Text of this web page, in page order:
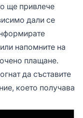
ще привлече
дали се
напомните на
плащане.
да съставите
което получава